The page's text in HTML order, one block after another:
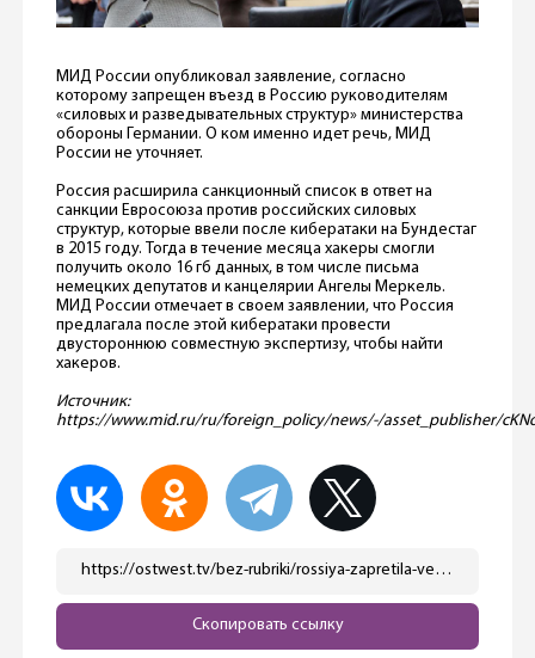
МИД России опубликовал заявление, согласно
которому запрещен въезд в Россию руководителям
«силовых и разведывательных структур» министерства
обороны Германии. О ком именно идет речь, МИД
России не уточняет.
Россия расширила санкционный список в ответ на
санкции Евросоюза против российских силовых
структур, которые ввели после кибератаки на Бундестаг
в 2015 году. Тогда в течение месяца хакеры смогли
получить около 16 гб данных, в том числе письма
немецких депутатов и канцелярии Ангелы Меркель.
МИД России отмечает в своем заявлении, что Россия
предлагала после этой кибератаки провести
двустороннюю совместную экспертизу, чтобы найти
хакеров.
Источник:
https://www.mid.ru/ru/foreign_policy/news/-/asset_publisher/
https://ostwest.tv/bez-rubriki/rossiya-zapretila-vezd-rukovodstvu-nemeckoj-razvedki/
Скопировать ссылку